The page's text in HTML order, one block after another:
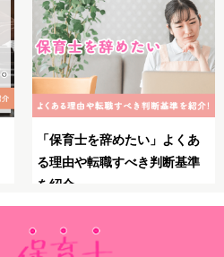
保育士のやりがいとは？魅
力・大変さ・やりがいを感じ
る瞬間を紹介！